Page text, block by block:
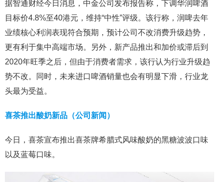
据智通财经今日消息，中金公司发布报告称，下调华润啤酒
目标价4.8%至40港元，维持“中性”评级。该行称，润啤去年
业绩核心利润表现符合预期，预计公司不改消费升级趋势，
更有利于集中高端市场。另外，新产品推出和加价或滞后到
2020年旺季之后，但由于消费者需求，该行认为行业升级趋
势不改。同时，未来进口啤酒销量也会有明显下滑，行业龙
头最为受益。
喜茶推出酸奶新品（公司新闻）
今日，喜茶宣布推出喜茶牌希腊式风味酸奶的黑糖波波口味
以及蓝莓口味。